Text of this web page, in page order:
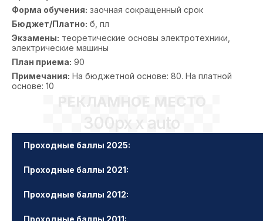
Форма обучения: заочная сокращенный срок
Бюджет/Платно: б, пл
Экзамены: теоретические основы электротехники,
электрические машины
План приема: 90
Примечания: На бюджетной основе: 80. На платной
основе: 10
РЕКЛАМНОЕ МЕСТО
300px x auto
Проходные баллы 2025:
Проходные баллы 2021:
Проходные баллы 2012:
Проходные баллы 2011: